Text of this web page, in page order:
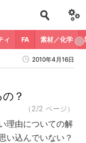
ィ FA 素材／化学
2010年4月16日
？
（2/2 ページ）
理由についての解
い込んでいない？